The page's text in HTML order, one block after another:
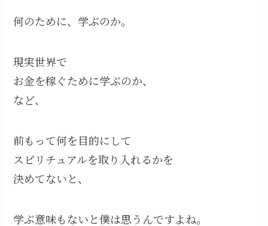
何のために、学ぶのか。
現実世界で
お金を稼ぐために学ぶのか、
など、
前もって何を目的にして
スピリチュアルを取り入れるかを
決めてないと、
学ぶ意味もないと僕は思うんですよね。